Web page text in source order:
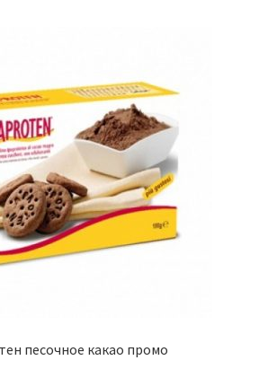
песочное какао промо